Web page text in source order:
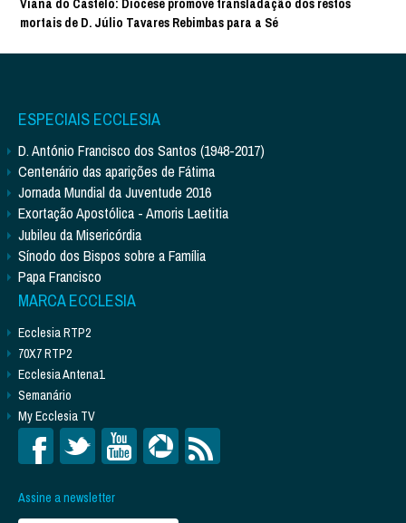
Viana do Castelo: Diocese promove transladação dos restos
mortais de D. Júlio Tavares Rebimbas para a Sé
ESPECIAIS ECCLESIA
D. António Francisco dos Santos (1948-2017)
Centenário das aparições de Fátima
Jornada Mundial da Juventude 2016
Exortação Apostólica - Amoris Laetitia
Jubileu da Misericórdia
Sínodo dos Bispos sobre a Família
Papa Francisco
MARCA ECCLESIA
Ecclesia RTP2
70X7 RTP2
Ecclesia Antena1
Semanário
My Ecclesia TV
Assine a newsletter